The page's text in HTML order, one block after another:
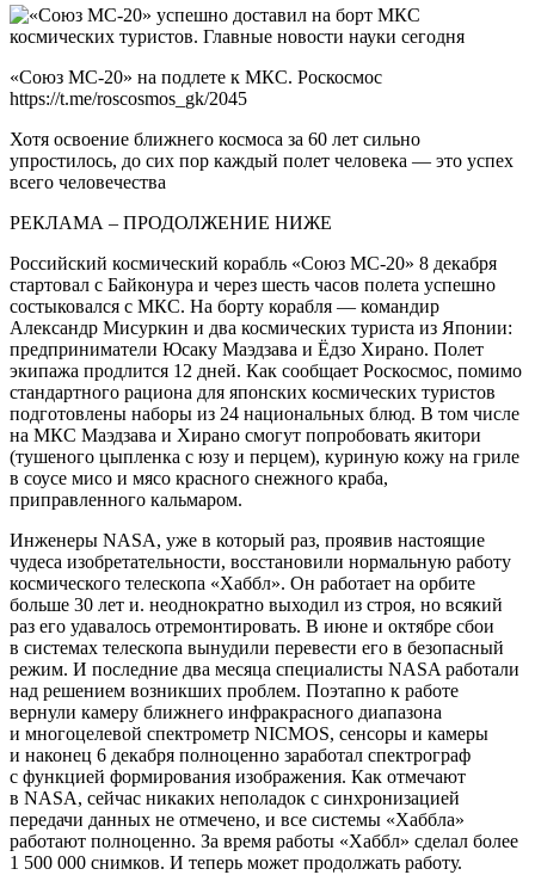
«Союз МС-20» на подлете к МКС. Роскосмос
https://t.me/roscosmos_gk/2045
Хотя освоение ближнего космоса за 60 лет сильно
упростилось, до сих пор каждый полет человека — это успех
всего человечества
РЕКЛАМА – ПРОДОЛЖЕНИЕ НИЖЕ
Российский космический корабль «Союз МС-20» 8 декабря
стартовал с Байконура и через шесть часов полета успешно
состыковался с МКС. На борту корабля — командир
Александр Мисуркин и два космических туриста из Японии:
предприниматели Юсаку Маэдзава и Ёдзо Хирано. Полет
экипажа продлится 12 дней. Как сообщает Роскосмос, помимо
стандартного рациона для японских космических туристов
подготовлены наборы из 24 национальных блюд. В том числе
на МКС Маэдзава и Хирано смогут попробовать якитори
(тушеного цыпленка с юзу и перцем), куриную кожу на гриле
в соусе мисо и мясо красного снежного краба,
приправленного кальмаром.
Инженеры NASA, уже в который раз, проявив настоящие
чудеса изобретательности, восстановили нормальную работу
космического телескопа «Хаббл». Он работает на орбите
больше 30 лет и. неоднократно выходил из строя, но всякий
раз его удавалось отремонтировать. В июне и октябре сбои
в системах телескопа вынудили перевести его в безопасный
режим. И последние два месяца специалисты NASA работали
над решением возникших проблем. Поэтапно к работе
вернули камеру ближнего инфракрасного диапазона
и многоцелевой спектрометр NICMOS, сенсоры и камеры
и наконец 6 декабря полноценно заработал спектрограф
с функцией формирования изображения. Как отмечают
в NASA, сейчас никаких неполадок с синхронизацией
передачи данных не отмечено, и все системы «Хаббла»
работают полноценно. За время работы «Хаббл» сделал более
1 500 000 снимков. И теперь может продолжать работу.